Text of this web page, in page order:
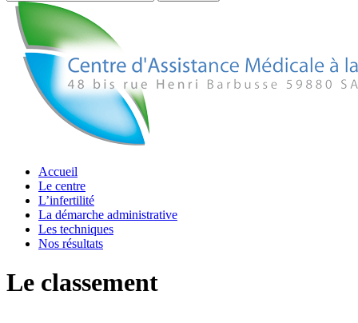
Accueil
Le centre
L’infertilité
La démarche administrative
Les techniques
Nos résultats
Le classement